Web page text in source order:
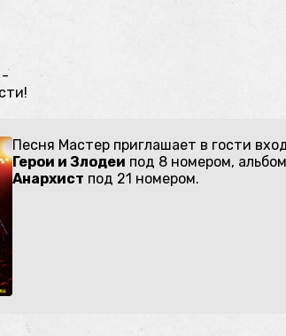
-
Песня Мастер приглашает в гости
Герои и Злодеи под 8 номером, альбом
Анархист под 21 номером.